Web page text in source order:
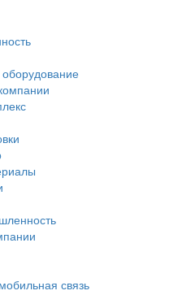
связь